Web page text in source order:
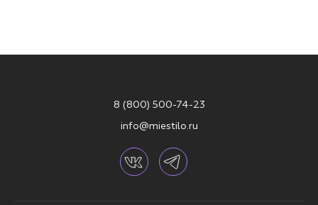
8 (800) 500-74-23
info@miestilo.ru